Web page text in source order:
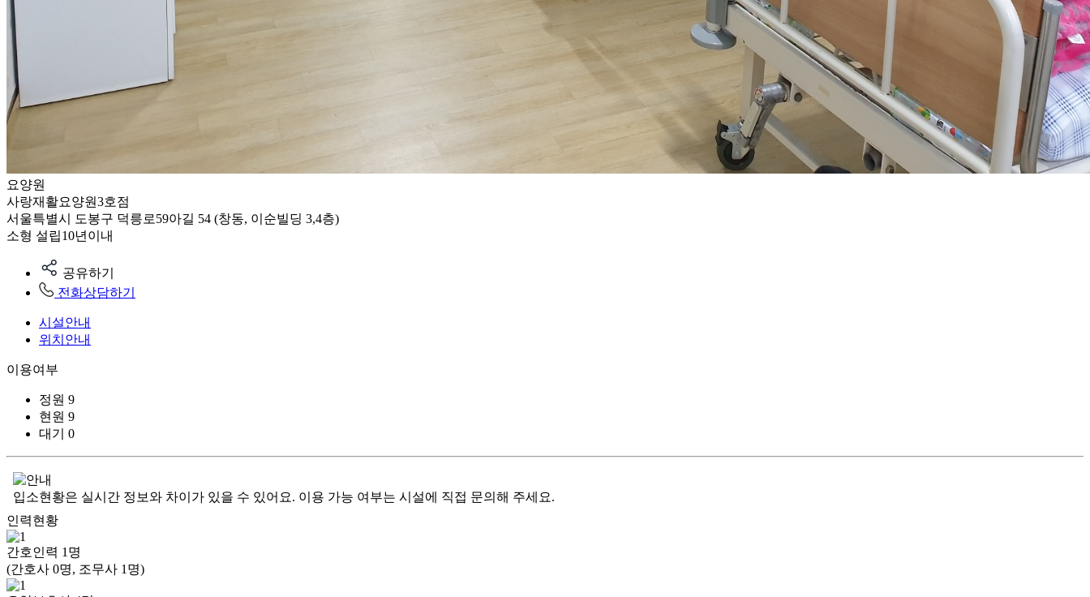
요양원
사랑재활요양원3호점
서울특별시 도봉구 덕릉로59아길 54 (창동, 이순빌딩 3,4층)
소형 설립10년이내
공유하기
전화상담하기
시설안내
위치안내
이용여부
정원 9
현원 9
대기
0
입소현황은 실시간 정보와 차이가 있을 수 있어요. 이용 가능 여부는 시설에 직접 문의해 주세요.
인력현황
간호인력 1 명
(간호사 0명, 조무사 1명)